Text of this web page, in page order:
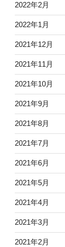
2022年2月
2022年1月
2021年12月
2021年11月
2021年10月
2021年9月
2021年8月
2021年7月
2021年6月
2021年5月
2021年4月
2021年3月
2021年2月